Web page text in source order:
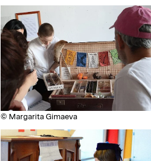
© Margarita Gimaeva